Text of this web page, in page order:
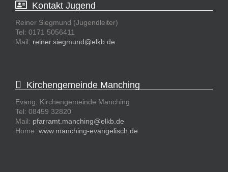
Kontakt Jugend
Reiner Siegmund (Jugendleiter)
Tel: 0171 5056411
Mail: reiner.siegmund@elkb.de
Kirchengemeinde Manching
Evang. Kirchengemeinde Manching
Tel: 08459 32820
Mail: pfarramt.manching@elkb.de
Home: www.manching-evangelisch.de